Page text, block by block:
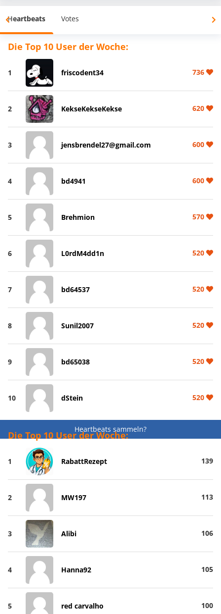
Heartbeats Votes
Die Top 10 User der Woche:
1 friscodent34 736
2 KekseKekseKekse 620
3 jensbrendel27@gmail.com 600
4 bd4941 600
5 Brehmion 570
6 L0rdM4dd1n 520
7 bd64537 520
8 Sunil2007 520
9 bd65038 520
10 dStein 520
Heartbeats sammeln?
Die Top 10 User der Woche:
1 RabattRezept 139
2 MW197 113
3 Alibi 106
4 Hanna92 105
5 red carvalho 100